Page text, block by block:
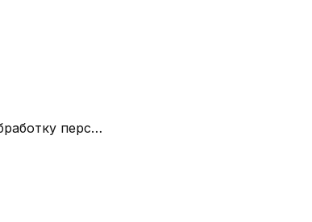
Согласие посетителя сайта на обработку персональных данных